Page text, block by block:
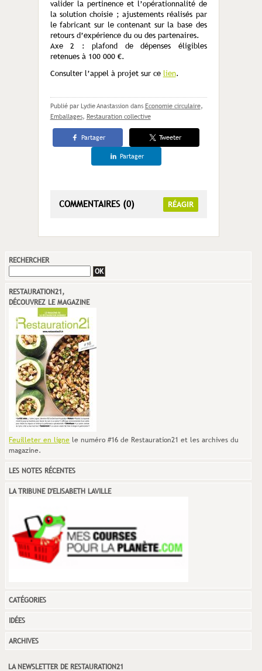
valider la pertinence et l’opérationnalité de
la solution choisie ; ajustements réalisés par
le fabricant sur le contenant sur la base des
retours d’expérience du ou des partenaires.
Axe 2 : plafond de dépenses éligibles
retenues à 100 000 €.
Consulter l’appel à projet sur ce lien.
Publié par Lydie Anastassion dans Economie circulaire,
Emballages, Restauration collective
Partager Tweeter
Partager
COMMENTAIRES (0) RÉAGIR
RECHERCHER
RESTAURATION21,
DÉCOUVREZ LE MAGAZINE
Feuilleter en ligne le numéro #16 de Restauration21 et les archives du
magazine.
LES NOTES RÉCENTES
LA TRIBUNE D'ELISABETH LAVILLE
CATÉGORIES
IDÉES
ARCHIVES
LA NEWSLETTER DE RESTAURATION21